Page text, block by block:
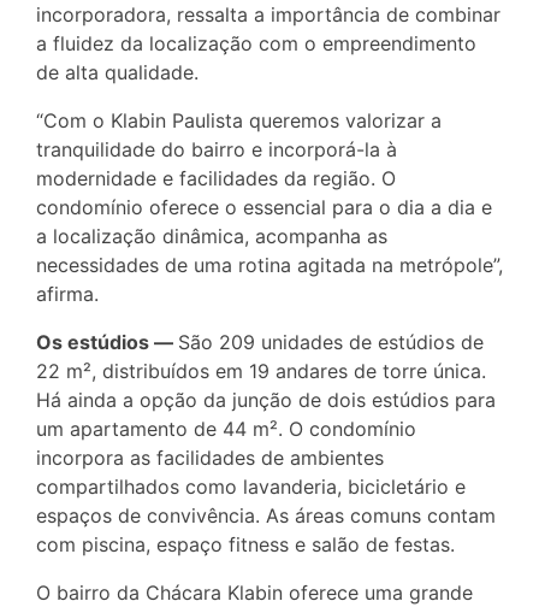
incorporadora, ressalta a importância de combinar
a fluidez da localização com o empreendimento
de alta qualidade.
“Com o Klabin Paulista queremos valorizar a
tranquilidade do bairro e incorporá-la à
modernidade e facilidades da região. O
condomínio oferece o essencial para o dia a dia e
a localização dinâmica, acompanha as
necessidades de uma rotina agitada na metrópole”,
afirma.
Os estúdios — São 209 unidades de estúdios de
22 m², distribuídos em 19 andares de torre única.
Há ainda a opção da junção de dois estúdios para
um apartamento de 44 m². O condomínio
incorpora as facilidades de ambientes
compartilhados como lavanderia, bicicletário e
espaços de convivência. As áreas comuns contam
com piscina, espaço fitness e salão de festas.
O bairro da Chácara Klabin oferece uma grande